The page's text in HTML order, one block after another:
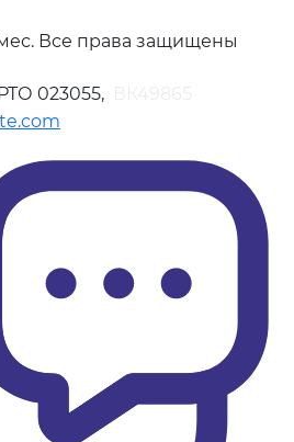
Все права защищены
023055,